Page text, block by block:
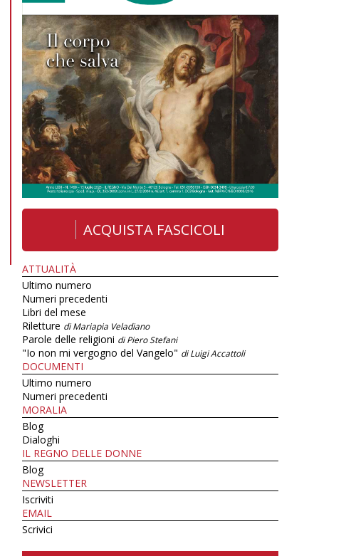
ACQUISTA FASCICOLI
ATTUALITÀ
Ultimo numero
Numeri precedenti
Libri del mese
Riletture di Mariapia Veladiano
Parole delle religioni di Piero Stefani
"Io non mi vergogno del Vangelo" di Luigi Accattoli
DOCUMENTI
Ultimo numero
Numeri precedenti
MORALIA
Blog
Dialoghi
IL REGNO DELLE DONNE
Blog
NEWSLETTER
Iscriviti
EMAIL
Scrivici